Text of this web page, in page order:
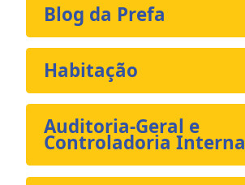
Blog da Prefa
Habitação
Auditoria-Geral e
Controladoria Interna